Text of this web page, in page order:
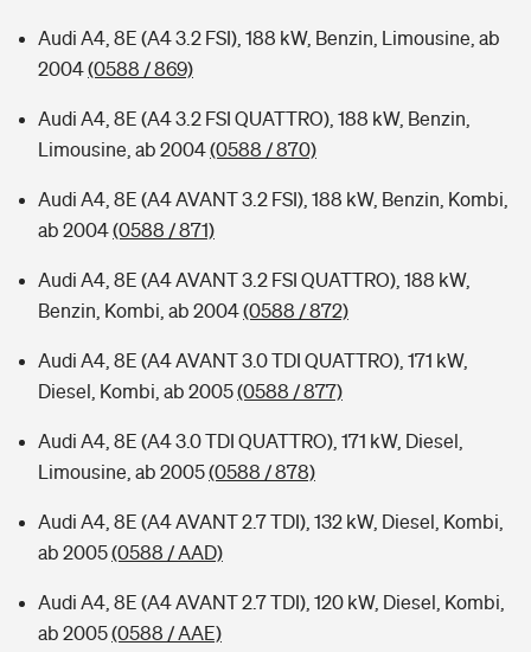
Audi A4, 8E (A4 3.2 FSI), 188 kW, Benzin, Limousine, ab
2004(0588 / 869)
Audi A4, 8E (A4 3.2 FSI QUATTRO), 188 kW, Benzin,
Limousine, ab 2004(0588 / 870)
Audi A4, 8E (A4 AVANT 3.2 FSI), 188 kW, Benzin, Kombi,
ab 2004(0588 / 871)
Audi A4, 8E (A4 AVANT 3.2 FSI QUATTRO), 188 kW,
Benzin, Kombi, ab 2004(0588 / 872)
Audi A4, 8E (A4 AVANT 3.0 TDI QUATTRO), 171 kW,
Diesel, Kombi, ab 2005(0588 / 877)
Audi A4, 8E (A4 3.0 TDI QUATTRO), 171 kW, Diesel,
Limousine, ab 2005(0588 / 878)
Audi A4, 8E (A4 AVANT 2.7 TDI), 132 kW, Diesel, Kombi,
ab 2005(0588 / AAD)
Audi A4, 8E (A4 AVANT 2.7 TDI), 120 kW, Diesel, Kombi,
ab 2005(0588 / AAE)